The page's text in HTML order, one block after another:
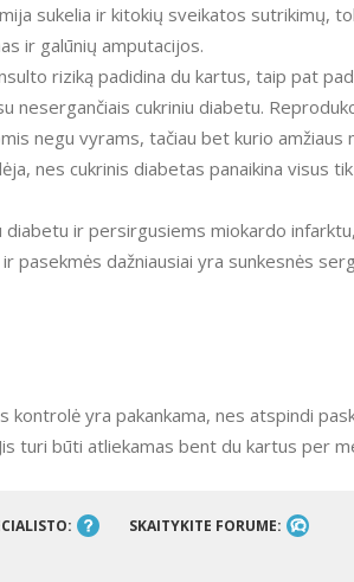
sukelia ir kitokių sveikatos sutrikimų,
ir galūnių amputacijos.
riziką padidina du kartus, taip pat
nesergančiais cukriniu diabetu.
negu vyrams, tačiau bet kurio
nes cukrinis diabetas panaikina visus
ir persirgusiems miokardo
pasekmės dažniausiai yra sunkesnės
kontrolė yra pakankama, nes atspindi
turi būti atliekamas bent du kartus per
SKAITYKITE FORUME: